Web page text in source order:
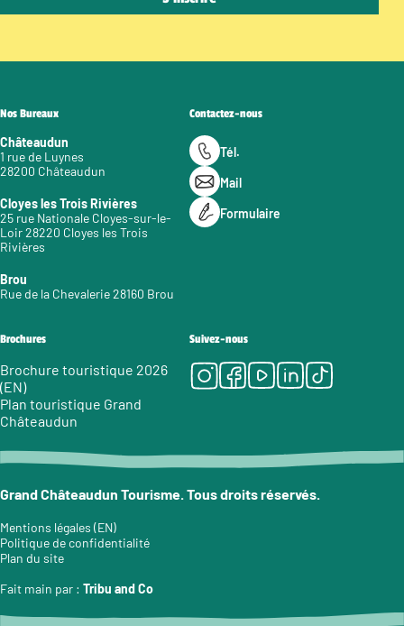
Nos Bureaux
Châteaudun
1 rue de Luynes
28200 Châteaudun
Cloyes les Trois Rivières
25 rue Nationale Cloyes-sur-le-
Loir 28220 Cloyes les Trois
Rivières
Brou
Rue de la Chevalerie 28160 Brou
Contactez-nous
Tél.
Mail
Formulaire
Brochures
Brochure touristique 2026
(EN)
Plan touristique Grand
Châteaudun
Suivez-nous
Instagram
Facebook
Youtube
LinkedIn
Tiktok
Grand Châteaudun Tourisme. Tous droits réservés.
Mentions légales (EN)
Politique de confidentialité
Plan du site
Fait main par : Tribu and Co